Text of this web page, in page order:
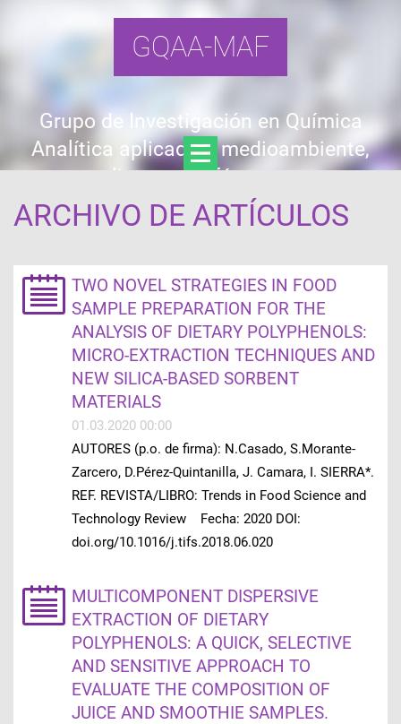
GQAA-MAF
Grupo de Investigación en Química
Analítica aplicada a medioambiente,
alimentos y fármacos
ARCHIVO DE ARTÍCULOS
TWO NOVEL STRATEGIES IN FOOD
SAMPLE PREPARATION FOR THE
ANALYSIS OF DIETARY POLYPHENOLS:
MICRO-EXTRACTION TECHNIQUES AND
NEW SILICA-BASED SORBENT
MATERIALS
01.03.2020 00:00
AUTORES (p.o. de firma): N.Casado, S.Morante-
Zarcero, D.Pérez-Quintanilla, J. Camara, I. SIERRA*.
REF. REVISTA/LIBRO: Trends in Food Science and
Technology Review Fecha: 2020 DOI:
doi.org/10.1016/j.tifs.2018.06.020
MULTICOMPONENT DISPERSIVE
EXTRACTION OF DIETARY
POLYPHENOLS: A QUICK, SELECTIVE
AND SENSITIVE APPROACH TO
EVALUATE THE COMPOSITION OF
JUICE AND SMOOTHIE SAMPLES.